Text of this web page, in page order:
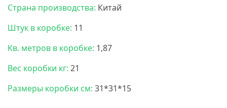
Страна производства: Китай
Штук в коробке: 11
Кв. метров в коробке: 1,87
Вес коробки кг: 21
Размеры коробки см: 31*31*15